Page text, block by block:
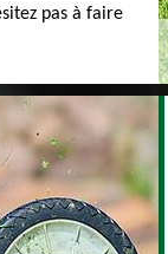
pas à faire